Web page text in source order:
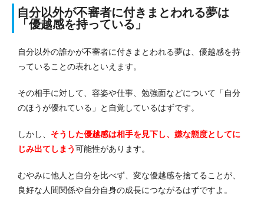
自分以外が不審者に付きまとわれる夢は
「優越感を持っている」
自分以外の誰かが不審者に付きまとわれる夢は、優越感を持
っていることの表れといえます。
その相手に対して、容姿や仕事、勉強面などについて「自分
のほうが優れている」と自覚しているはずです。
しかし、 そうした優越感は相手を見下し、嫌な態度としてに
じみ出てしまう可能性があります。
むやみに他人と自分を比べず、変な優越感を捨てることが、
良好な人間関係や自分自身の成長につながるはずですよ。